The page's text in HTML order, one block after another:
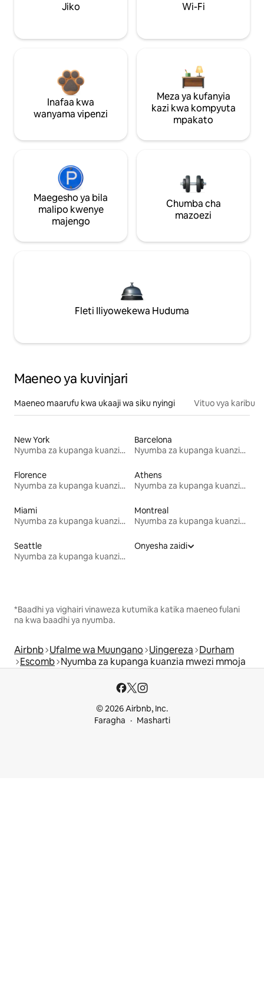
Jiko Wi-Fi
Inafaa kwa
wanyama vipenzi
Meza ya kufanyia
kazi kwa kompyuta
mpakato
Maegesho ya bila
malipo kwenye
majengo
Chumba cha
mazoezi
Fleti Iliyowekewa Huduma
Maeneo ya kuvinjari
Maeneo maarufu kwa ukaaji wa siku nyingi Vituo vya karibu
New York
Nyumba za kupanga kuanzia mwezi mmoja
Barcelona
Nyumba za kupanga kuanzia mwezi mmoja
Florence
Nyumba za kupanga kuanzia mwezi mmoja
Athens
Nyumba za kupanga kuanzia mwezi mmoja
Miami
Nyumba za kupanga kuanzia mwezi mmoja
Montreal
Nyumba za kupanga kuanzia mwezi mmoja
Seattle
Nyumba za kupanga kuanzia mwezi mmoja
Onyesha zaidi
*Baadhi ya vighairi vinaweza kutumika katika maeneo fulani
na kwa baadhi ya nyumba.
Airbnb Ufalme wa Muungano Uingereza Durham
Escomb Nyumba za kupanga kuanzia mwezi mmoja
© 2026 Airbnb, Inc.
Faragha
Masharti